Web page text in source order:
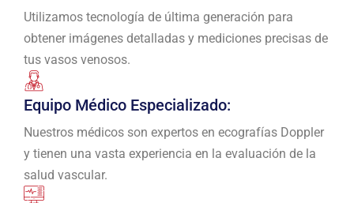
Utilizamos tecnología de última generación para
obtener imágenes detalladas y mediciones precisas de
tus vasos venosos.
Equipo Médico Especializado:
Nuestros médicos son expertos en ecografías Doppler
y tienen una vasta experiencia en la evaluación de la
salud vascular.